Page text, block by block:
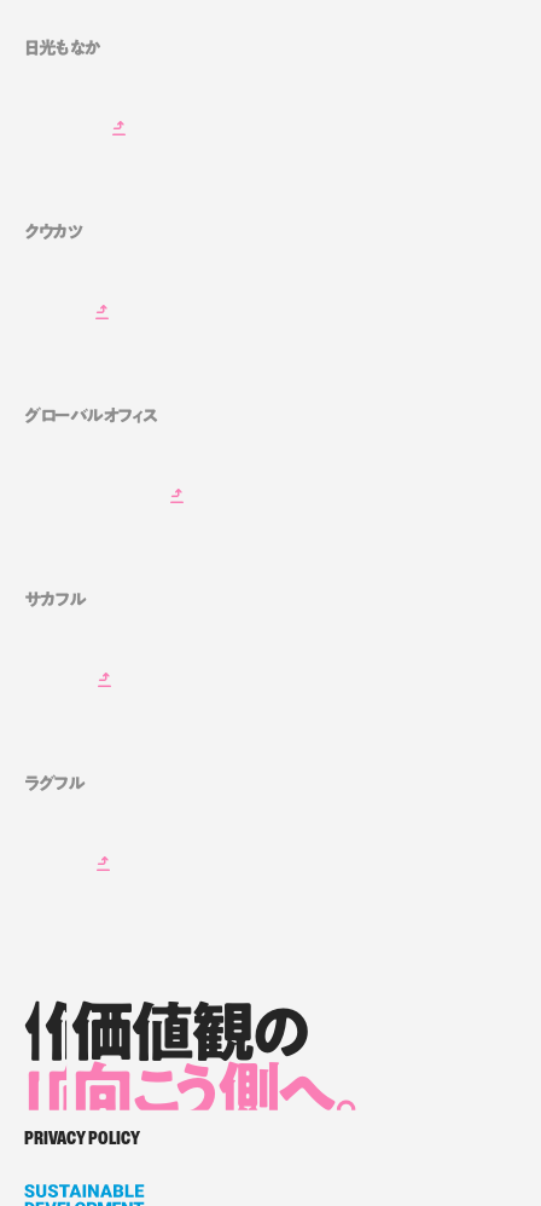
日光もなか
クウカツ
グローバルオフィス
サカフル
ラグフル
価値観の
向 こう側へ。
価値観の
向こう側へ。
価値観の
向こう側へ。
価値観の向こう側へ。
PRIVACY POLICY